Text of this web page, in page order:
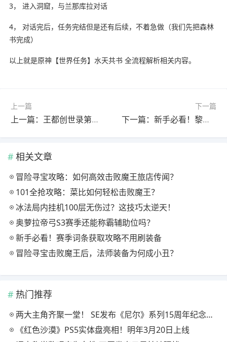
3， 进入洞窟，与兰那库拉对话
4， 对话完后，任务完结但是还有后续，不着急做（我们先把森林
书完成）
以上就是原神【世界任务】水天共书 全流程解析相关内容。
上一篇
上一篇：王都创世录第九周周常怪物分布图：等级与位置全解析
下一篇
下一篇：新手必看！黎明觉醒生机突然袭击任务完成指南
相关文章
冒险寻宝攻略：如何高效击败魔王旅店传闻？
101全抢攻略：菜比如何轻松击败魔王？
冰法局内挂机100层无伤过？这技巧太逆天！
奥萝拉帝弓S3赛季还能称霸辅助位吗？
新手必看！赛季词条获取攻略不用刷装备
冒险寻宝击败魔王后，法师装备为何成小丑？
热门推荐
两大主角齐聚一堂！ SE发布《尼尔》系列15周年纪念典藏套装
《红色沙漠》PS5实体盘亮相！明年3月20日上线